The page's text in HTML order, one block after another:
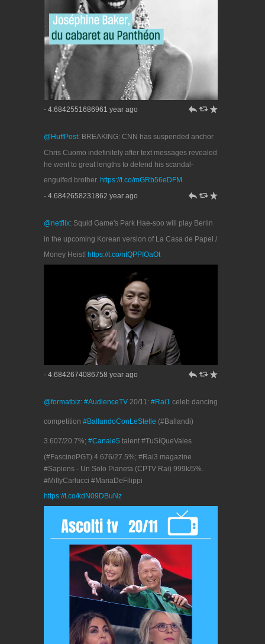
- 4.6842551686961 year ago h J R
@HuffPost: BREAKING: CNN has suspended anchor
Chris Cuomo indefinitely after text messages revealed
he went to great lengths to defend his scandal-
engulfed brother. https://t.co/mGRb56eDFM
- 4.6842658231862 year ago
h J R
@netflix: Squid Game's Park Hae-soo will play Berlin
in the upcoming Korean version of La Casa de Papel /
Money Heist! https://t.co/ntQPPIOaOt
- 4.6842674086758 year ago h J R
@formatbiz: #AudienceTV 20/11: #Rai1 celeb dancing
competition #BallandoConLeStelle (#Ballandi)
3.607/20.7%; #Canale5 talent #TuSíQueVales
(#FascinoPGT) 4.676/27.5%; #Rai3 magazine
#Sapiens - Un Solo Pianeta (CPTV Rai) 999k/5%.
#MillyCarlucci #MariaDeFilippi
https://t.co/kdN09DBuNz